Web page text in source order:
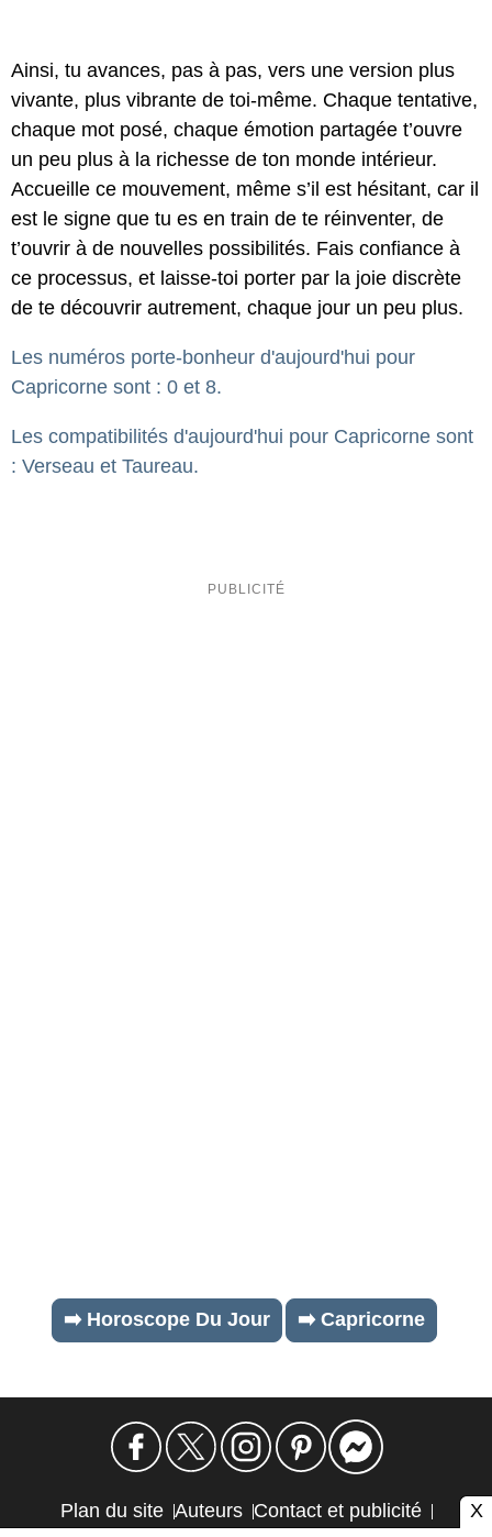
Ainsi, tu avances, pas à pas, vers une version plus
vivante, plus vibrante de toi-même. Chaque tentative,
chaque mot posé, chaque émotion partagée t’ouvre
un peu plus à la richesse de ton monde intérieur.
Accueille ce mouvement, même s’il est hésitant, car il
est le signe que tu es en train de te réinventer, de
t’ouvrir à de nouvelles possibilités. Fais confiance à
ce processus, et laisse-toi porter par la joie discrète
de te découvrir autrement, chaque jour un peu plus.
Les numéros porte-bonheur d'aujourd'hui pour
Capricorne sont : 0 et 8.
Les compatibilités d'aujourd'hui pour Capricorne sont
: Verseau et Taureau.
➡️ Horoscope Du Jour ➡️ Capricorne
Plan du site Auteurs Contact et publicité
X